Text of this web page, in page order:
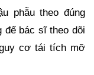
phẫu theo đúng
để bác sĩ theo dõi
cơ tái tích mỡ